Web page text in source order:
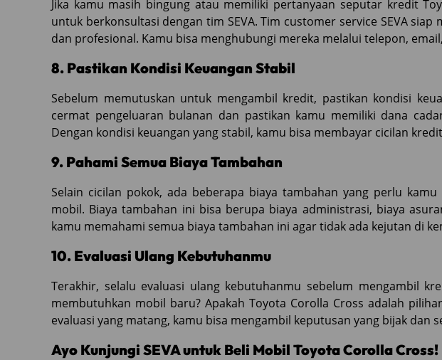
Jika kamu masih bingung atau memiliki pertanyaan seputar kredit
untuk berkonsultasi dengan tim SEVA. Tim customer service SEVA
dan profesional. Kamu bisa menghubungi mereka melalui telepon,
8. Pastikan Kondisi Keuangan Stabil
Sebelum memutuskan untuk mengambil kredit, pastikan kondisi
cermat pengeluaran bulanan dan pastikan kamu memiliki dana
Dengan kondisi keuangan yang stabil, kamu bisa membayar cicilan
9. Pahami Semua Biaya Tambahan
Selain cicilan pokok, ada beberapa biaya tambahan yang perlu
mobil. Biaya tambahan ini bisa berupa biaya administrasi, biaya
kamu memahami semua biaya tambahan ini agar tidak ada kejutan di
10. Evaluasi Ulang Kebutuhanmu
Terakhir, selalu evaluasi ulang kebutuhanmu sebelum mengambil
membutuhkan mobil baru? Apakah Toyota Corolla Cross adalah
evaluasi yang matang, kamu bisa mengambil keputusan yang bijak dan
Ayo Kunjungi SEVA untuk Beli Mobil Toyota Corolla Cross!